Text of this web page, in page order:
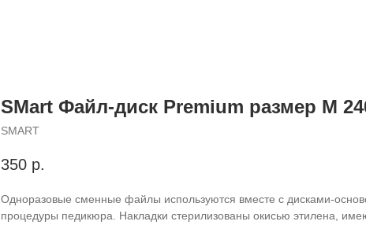
SMart Файл-диск Premium размер M
SMART
350 р.
Одноразовые сменные файлы используются вместе с дисками-
процедуры педикюра. Накладки стерилизованы окисью этилена,